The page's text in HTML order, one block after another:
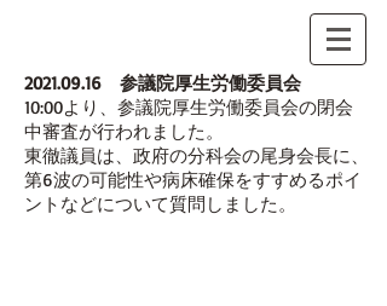
2021.09.16 参議院厚生労働委員会
10:00より、参議院厚生労働委員会の閉会
中審査が行われました。
東徹議員は、政府の分科会の尾身会長に、
第6波の可能性や病床確保をすすめるポイ
ントなどについて質問しました。